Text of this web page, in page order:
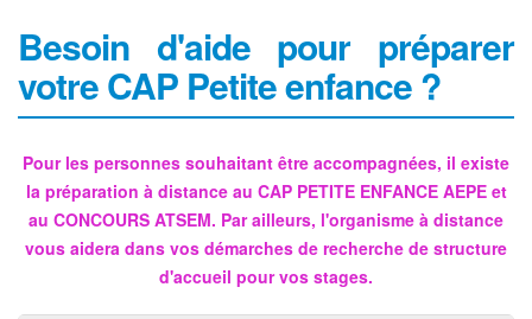
Besoin d'aide pour préparer
votre CAP Petite enfance ?
Pour les personnes souhaitant être accompagnées, il existe
la préparation à distance au CAP PETITE ENFANCE AEPE et
au CONCOURS ATSEM. Par ailleurs, l'organisme à distance
vous aidera dans vos démarches de recherche de structure
d'accueil pour vos stages.